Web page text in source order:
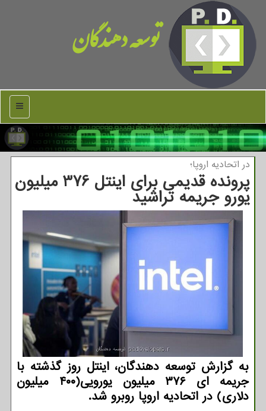
توسعه دهندگان
منو
در اتحادیه اروپا؛
پرونده قدیمی برای اینتل 376 میلیون
یورو جریمه تراشید
به گزارش توسعه دهندگان، اینتل روز گذشته با
جریمه ای ۳۷۶ میلیون یورویی(۴۰۰ میلیون
دلاری) در اتحادیه اروپا روبرو شد.